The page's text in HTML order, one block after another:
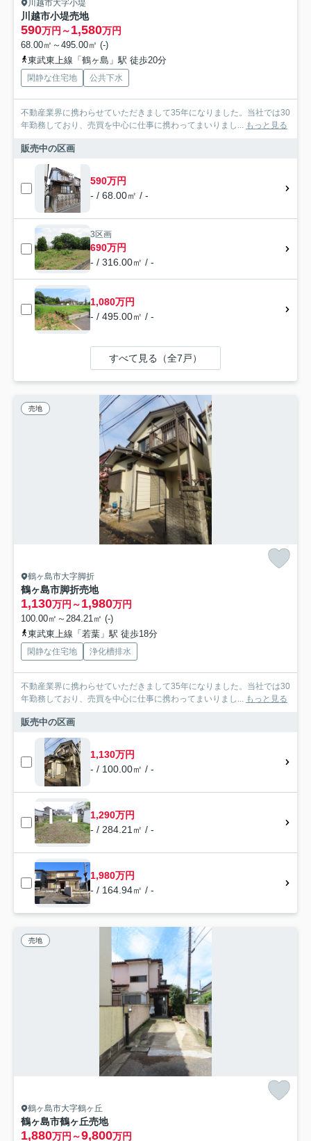
川越市大字小堤
川越市小堤売地
590万円～1,580万円
68.00㎡～495.00㎡ (-)
東武東上線「鶴ヶ島」駅 徒歩20分
閑静な住宅地 公共下水
不動産業界に携わらせていただきまして35年になりました。当社では30
年勤務しており、売買を中心に仕事に携わってまいりまし... もっと見る
販売中の区画
590万円
- / 68.00㎡ / -
3区画
690万円
- / 316.00㎡ / -
1,080万円
- / 495.00㎡ / -
すべて見る（全7戸）
売地
鶴ヶ島市大字脚折
鶴ヶ島市脚折売地
1,130万円～1,980万円
100.00㎡～284.21㎡ (-)
東武東上線「若葉」駅 徒歩18分
閑静な住宅地 浄化槽排水
不動産業界に携わらせていただきまして35年になりました。当社では30
年勤務しており、売買を中心に仕事に携わってまいりまし... もっと見る
販売中の区画
1,130万円
- / 100.00㎡ / -
1,290万円
- / 284.21㎡ / -
1,980万円
- / 164.94㎡ / -
売地
鶴ヶ島市大字鶴ヶ丘
鶴ヶ島市鶴ヶ丘売地
1,880万円～9,800万円